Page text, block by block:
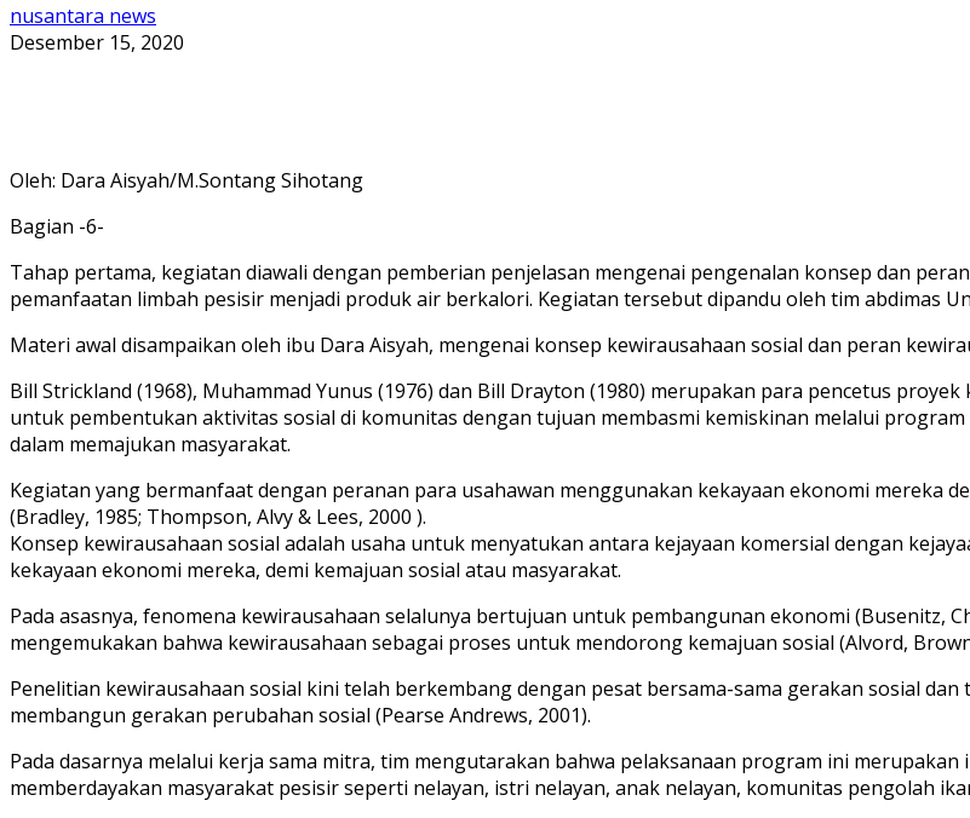
nusantara news
Desember 15, 2020
Oleh: Dara Aisyah/M.Sontang Sihotang
Bagian -6-
Tahap pertama, kegiatan diawali dengan pemberian penjelasan mengenai pengenalan konsep dan
pemanfaatan limbah pesisir menjadi produk air berkalori. Kegiatan tersebut dipandu oleh tim abdimas
Materi awal disampaikan oleh ibu Dara Aisyah, mengenai konsep kewirausahaan sosial dan peran
Bill Strickland (1968), Muhammad Yunus (1976) dan Bill Drayton (1980) merupakan para pencetus
untuk pembentukan aktivitas sosial di komunitas dengan tujuan membasmi kemiskinan melalui
dalam memajukan masyarakat.
Kegiatan yang bermanfaat dengan peranan para usahawan menggunakan kekayaan ekonomi mereka
(Bradley, 1985; Thompson, Alvy & Lees, 2000 ).
Konsep kewirausahaan sosial adalah usaha untuk menyatukan antara kejayaan komersial dengan
kekayaan ekonomi mereka, demi kemajuan sosial atau masyarakat.
Pada asasnya, fenomena kewirausahaan selalunya bertujuan untuk pembangunan ekonomi (Busenitz,
mengemukakan bahwa kewirausahaan sebagai proses untuk mendorong kemajuan sosial (Alvord,
Penelitian kewirausahaan sosial kini telah berkembang dengan pesat bersama-sama gerakan sosial
membangun gerakan perubahan sosial (Pearse Andrews, 2001).
Pada dasarnya melalui kerja sama mitra, tim mengutarakan bahwa pelaksanaan program ini
memberdayakan masyarakat pesisir seperti nelayan, istri nelayan, anak nelayan, komunitas pengolah